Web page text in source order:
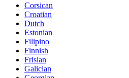
Corsican
Croatian
Dutch
Estonian
Filipino
Finnish
Frisian
Galician